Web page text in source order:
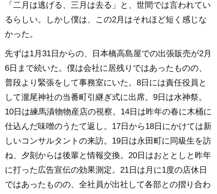
「二月は逃げる、三月は去る」と、世間では言われてい
るらしい。しかし僕は、この2月はそれほど短く感じな
かった。
先ずは1月31日からの、日本橋高島屋での出張販売が2月
6日まで続いた。僕は会社に居残りではあったものの、
普段より緊張をして事務室にいた。8日には責任役員と
して瀧尾神社の当番町引継ぎ式に出席。9日は水神祭。
10日は練馬漬物物産店の視察。14日は昨年の春に木桶に
仕込んだ味噌のうたて返し。17日から18日にかけては新
しいコンサルタントの来訪。19日は永田町に同級生を訪
ね、夕刻からは後輩と情報交換。20日はおととしと昨年
に打った広告宣伝の効果測定。21日は月に1度の店休日
ではあったものの、全社員が出社して各部との摺り合わ